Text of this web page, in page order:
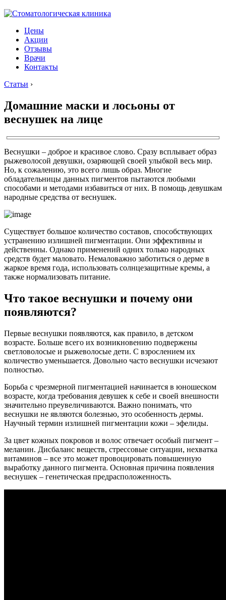
Цены
Акции
Отзывы
Врачи
Контакты
Статьи ›
Домашние маски и лосьоны от
веснушек на лице
Веснушки – доброе и красивое слово. Сразу всплывает образ
рыжеволосой девушки, озаряющей своей улыбкой весь мир.
Но, к сожалению, это всего лишь образ. Многие
обладательницы данных пигментов пытаются любыми
способами и методами избавиться от них. В помощь девушкам
народные средства от веснушек.
Существует большое количество составов, способствующих
устранению излишней пигментации. Они эффективны и
действенны. Однако применений одних только народных
средств будет маловато. Немаловажно заботиться о дерме в
жаркое время года, использовать солнцезащитные кремы, а
также нормализовать питание.
Что такое веснушки и почему они
появляются?
Первые веснушки появляются, как правило, в детском
возрасте. Больше всего их возникновению подвержены
светловолосые и рыжеволосые дети. С взрослением их
количество уменьшается. Довольно часто веснушки исчезают
полностью.
Борьба с чрезмерной пигментацией начинается в юношеском
возрасте, когда требования девушек к себе и своей внешности
значительно преувеличиваются. Важно понимать, что
веснушки не являются болезнью, это особенность дермы.
Научный термин излишней пигментации кожи – эфелиды.
За цвет кожных покровов и волос отвечает особый пигмент –
меланин. Дисбаланс веществ, стрессовые ситуации, нехватка
витаминов – все это может провоцировать повышенную
выработку данного пигмента. Основная причина появления
веснушек – генетическая предрасположенность.